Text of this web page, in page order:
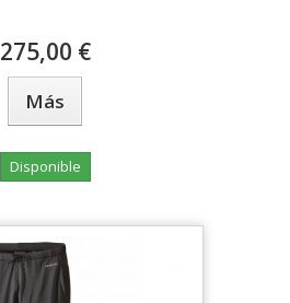
275,00 €
Más
Disponible